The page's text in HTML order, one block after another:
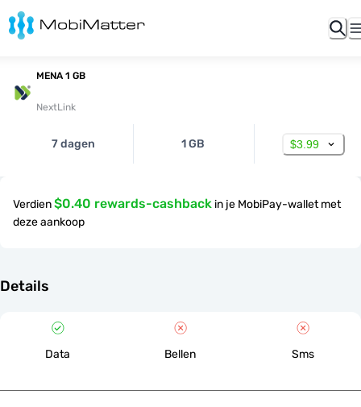
MENA 1 GB
NextLink
7 dagen 1 GB $3.99
Verdien$0.40 rewards-cashback in je MobiPay-wallet met
deze aankoop
Details
Data Bellen Sms